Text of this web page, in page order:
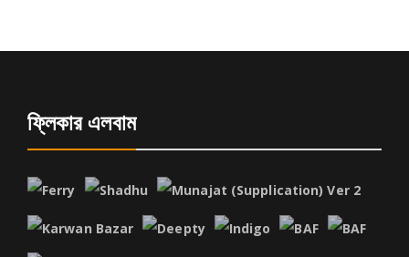
ফ্লিকার এলবাম